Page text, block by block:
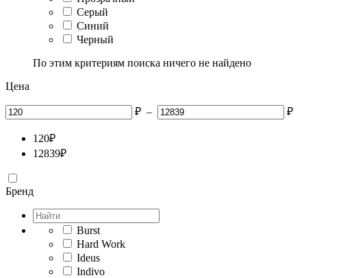
Серый
Синий
Черный
По этим критериям поиска ничего не найдено
Цена
₽ – ₽
120₽
12839₽
Бренд
Burst
Hard Work
Ideus
Indivo